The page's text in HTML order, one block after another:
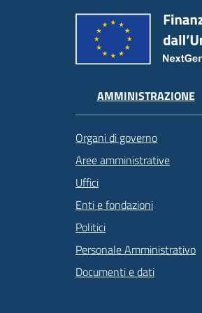
AMMINISTRAZIONE
Organi di governo
Aree amministrative
Uffici
Enti e fondazioni
Politici
Personale Amministrativo
Documenti e dati